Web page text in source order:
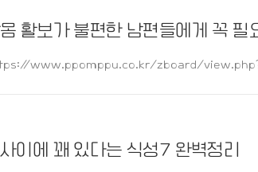
활보가 불편한 남편들에게 꼭 필
www.ppomppu.co.kr/zboard/
이에 꽤 있다는 식성7 완벽정리